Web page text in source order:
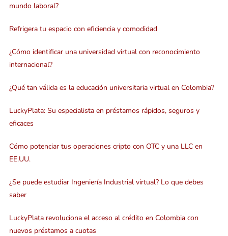
mundo laboral?
Refrigera tu espacio con eficiencia y comodidad
¿Cómo identificar una universidad virtual con reconocimiento
internacional?
¿Qué tan válida es la educación universitaria virtual en Colombia?
LuckyPlata: Su especialista en préstamos rápidos, seguros y
eficaces
Cómo potenciar tus operaciones cripto con OTC y una LLC en
EE.UU.
¿Se puede estudiar Ingeniería Industrial virtual? Lo que debes
saber
LuckyPlata revoluciona el acceso al crédito en Colombia con
nuevos préstamos a cuotas